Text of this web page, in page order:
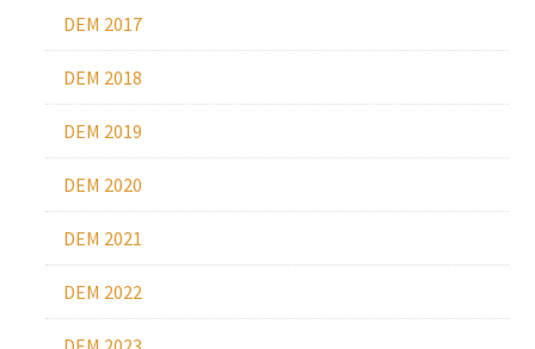
DEM 2017
DEM 2018
DEM 2019
DEM 2020
DEM 2021
DEM 2022